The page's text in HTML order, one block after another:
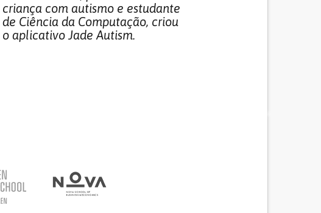
criança com autismo e estudante
de Ciência da Computação, criou
o aplicativo Jade Autism.